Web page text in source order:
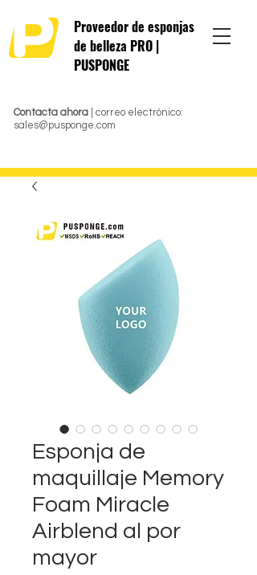
Contacta ahora | correo electrónico:
sales@pusponge.com
Proveedor de esponjas
de belleza PRO |
PUSPONGE
Esponja de
maquillaje Memory
Foam Miracle
Airblend al por
mayor